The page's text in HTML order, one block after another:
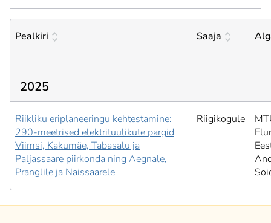
Pealkiri Saaja
2025
Riikliku eriplaneeringu kehtestamine:
290-meetrised elektrituulikute pargid
Viimsi, Kakumäe, Tabasalu ja
Paljassaare piirkonda ning Aegnale,
Pranglile ja Naissaarele
Riigikogule